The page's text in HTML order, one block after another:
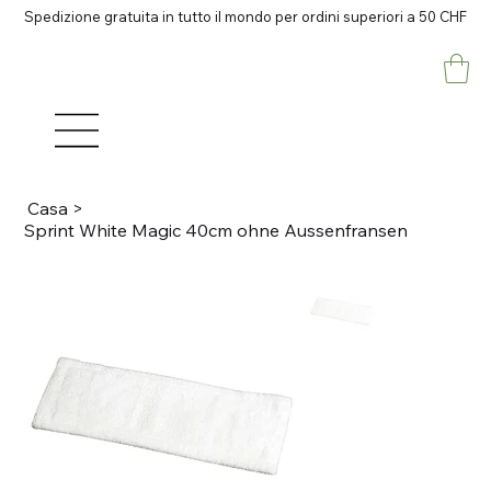
Spedizione gratuita in tutto il mondo per ordini superiori a 50 CHF
Casa >
Sprint White Magic 40cm ohne Aussenfransen